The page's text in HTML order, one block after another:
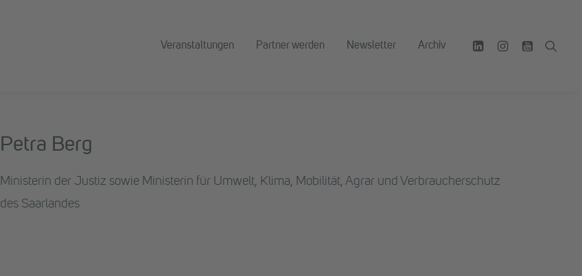
Veranstaltungen Partner werden Newsletter Archiv
Petra Berg
Ministerin der Justiz sowie Ministerin für Umwelt, Klima, Mobilität, Agrar und Verbraucherschutz
des Saarlandes